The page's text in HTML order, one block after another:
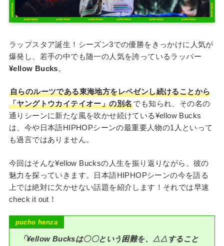
ラップスタア誕生！シーズン3での優勝をきっかけに人気が
爆発し、若手の中でも随一の人気を誇っているラッパー
¥ellow Bucks。
自らのルーツである東海地方をレペゼンし続けることから
「ヤングトウカイテイオー」の別名でも知られ、その名の
通りシーンに新たな風を吹かせ続けている¥ellow Bucks
は、今や日本語HIPHOPシーンの最重要人物の1人といって
も過言ではありません。
今回はそんな¥ellow Bucksの人生を振り返りながら、彼の
魅力を探っていきます。日本語HIPHOPシーンの今を語る
上では絶対に欠かせない話題を紹介します！それでは早速
check it out！
pucho henza
「¥ellow Bucksは〇〇という困難を、 △△ すること